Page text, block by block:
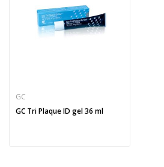
GC
GC Tri Plaque ID gel 36 ml